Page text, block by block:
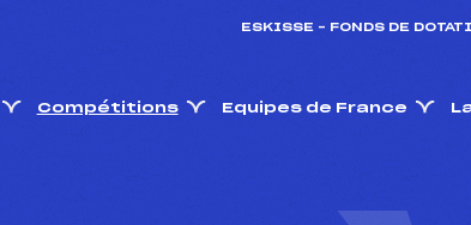
ESKISSE – FONDS DE
Compétitions Equipes de France